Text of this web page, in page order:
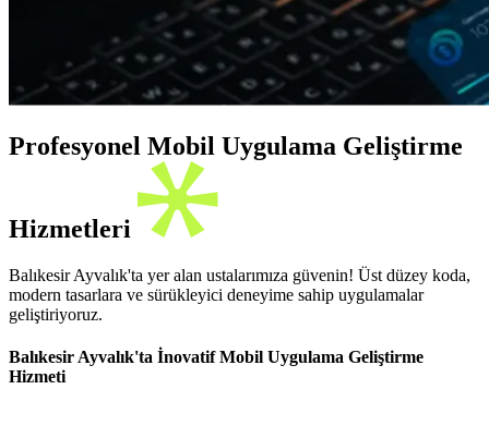
Profesyonel Mobil Uygulama Geliştirme
Hizmetleri
Balıkesir Ayvalık'ta yer alan ustalarımıza güvenin! Üst düzey koda,
modern tasarlara ve sürükleyici deneyime sahip uygulamalar
geliştiriyoruz.
Balıkesir Ayvalık'ta İnovatif Mobil Uygulama Geliştirme
Hizmeti